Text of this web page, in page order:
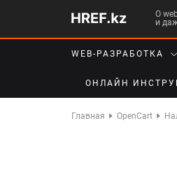
О
и
WEB-РАЗРАБОТКА
ОНЛАЙН
Главная OpenCart